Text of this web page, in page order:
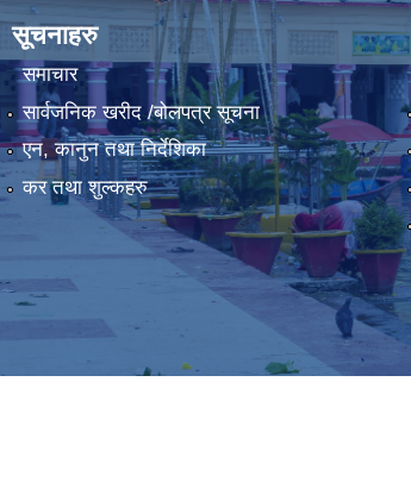
सूचनाहरु
समाचार
सार्वजनिक खरीद /बोलपत्र सूचना
एन, कानुन तथा निर्देशिका
कर तथा शुल्कहरु